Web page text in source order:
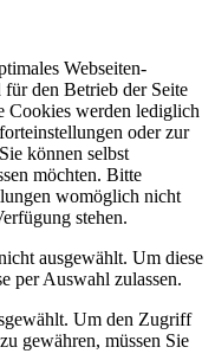
Webseiten-
den Betrieb der Seite
Cookies werden lediglich
oder zur
können selbst
möchten. Bitte
womöglich nicht
stehen.
ausgewählt. Um diese
per Auswahl zulassen.
Um den Zugriff
gewähren, müssen Sie